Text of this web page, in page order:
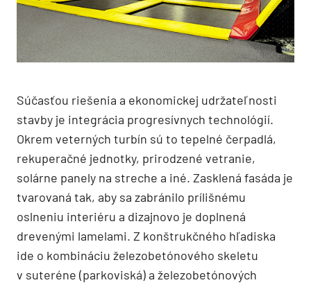
Súčasťou riešenia a ekonomickej udržateľnosti
stavby je integrácia progresívnych technológií.
Okrem veterných turbín sú to tepelné čerpadlá,
rekuperačné jednotky, prirodzené vetranie,
solárne panely na streche a iné. Zasklená fasáda je
tvarovaná tak, aby sa zabránilo prílišnému
oslneniu interiéru a dizajnovo je doplnená
drevenými lamelami. Z konštrukčného hľadiska
ide o kombináciu železobetónového skeletu
v suteréne (parkoviská) a železobetónových